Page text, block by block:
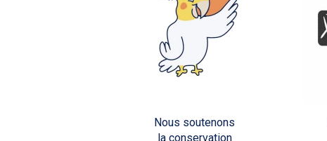
Nous soutenons
la conservation